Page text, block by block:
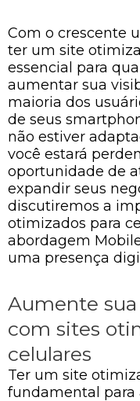
Com o crescente
ter um site
essencial para
aumentar sua
maioria dos
de seus
não estiver
você estará
oportunidade de
expandir seus
discutiremos a
otimizados para
abordagem
uma presença
Aumente
com sites
celulares
Ter um site
fundamental para